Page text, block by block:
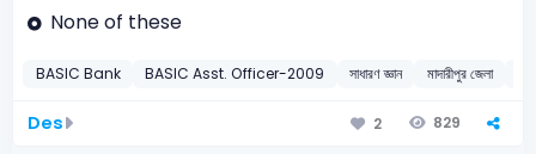
None of these
BASIC Bank BASIC Asst. Officer-2009 সাধারণ জ্ঞান মাদারীপুর জেলা
Des 2 829